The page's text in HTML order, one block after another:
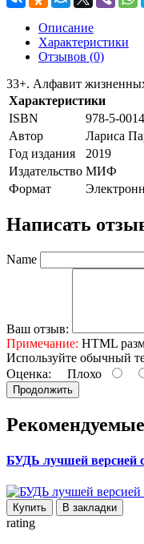
Описание
Характеристики
Отзывов (0)
33+. Алфавит
Характеристики
ISBN
978-5-
Автор
Лариса
Год издания
2019
Издательство МИФ
Формат
Написать
Name
Ваш отзыв:
Примечание: HTML
Используйте обычный
Оценка: Плохо
Продолжить
БУДЬ лучшей версией
Купить В закладки
rating